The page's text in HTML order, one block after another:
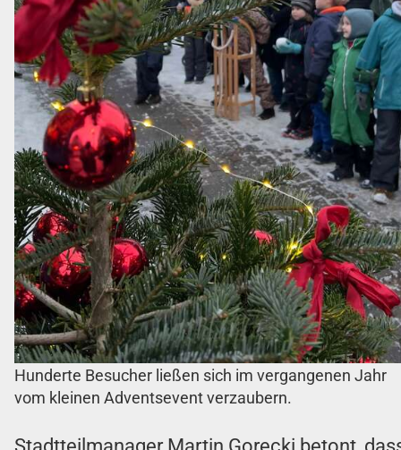
Hunderte Besucher ließen sich im vergangenen Jahr
vom kleinen Adventsevent verzaubern.